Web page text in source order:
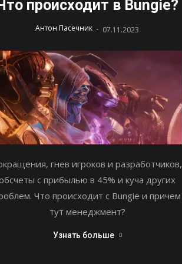
происходит в Bungie?
Антон Пасечник - 07.11.2023
гнев игроков и разработчиков,
с прибылью в 45% и куча других
Что происходит с Bungie и причем
тут менеджмент?
Узнать больше